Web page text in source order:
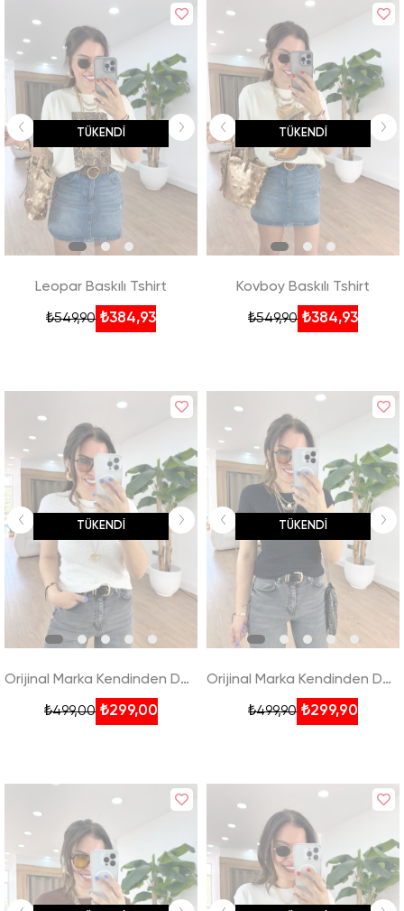
TÜKENDI
Leopar Baskılı Tshirt
₺384,93
₺549,90
TÜKENDI
Kovboy Baskılı Tshirt
₺384,93
₺549,90
TÜKENDI
Orijinal Marka Kendinden Desenli Tshirt - Beyaz
₺299,00
₺499,00
TÜKENDI
Orijinal Marka Kendinden Desenli Tshirt - Siyah
₺299,90
₺499,90